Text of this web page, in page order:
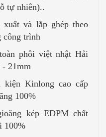
tự nhiên)..
xuất và lắp ghép theo
công trình
phôi việt nhật Hải
21mm
kiện Kinlong cao cấp
100%
kép EDPM chất
100%